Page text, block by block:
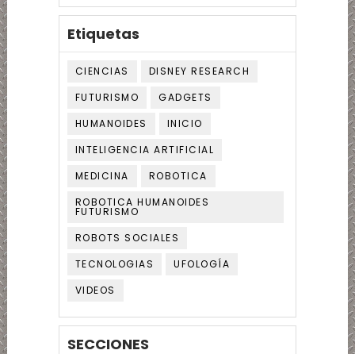
Etiquetas
CIENCIAS
DISNEY RESEARCH
FUTURISMO
GADGETS
HUMANOIDES
INICIO
INTELIGENCIA ARTIFICIAL
MEDICINA
ROBOTICA
ROBOTICA HUMANOIDES
FUTURISMO
ROBOTS SOCIALES
TECNOLOGIAS
UFOLOGÍA
VIDEOS
SECCIONES